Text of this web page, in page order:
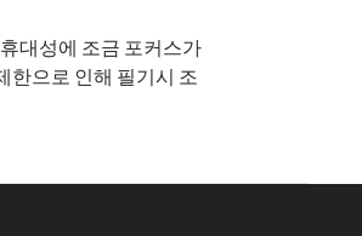
대성에 조금 포커스가
한으로 인해 필기시 조